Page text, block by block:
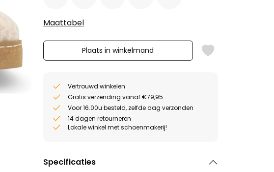
Maattabel
Plaats in winkelmand
Vertrouwd winkelen
Gratis verzending vanaf €79,95
Voor 16.00u besteld, zelfde dag verzonden
14 dagen retourneren
Lokale winkel met schoenmakerij!
Specificaties